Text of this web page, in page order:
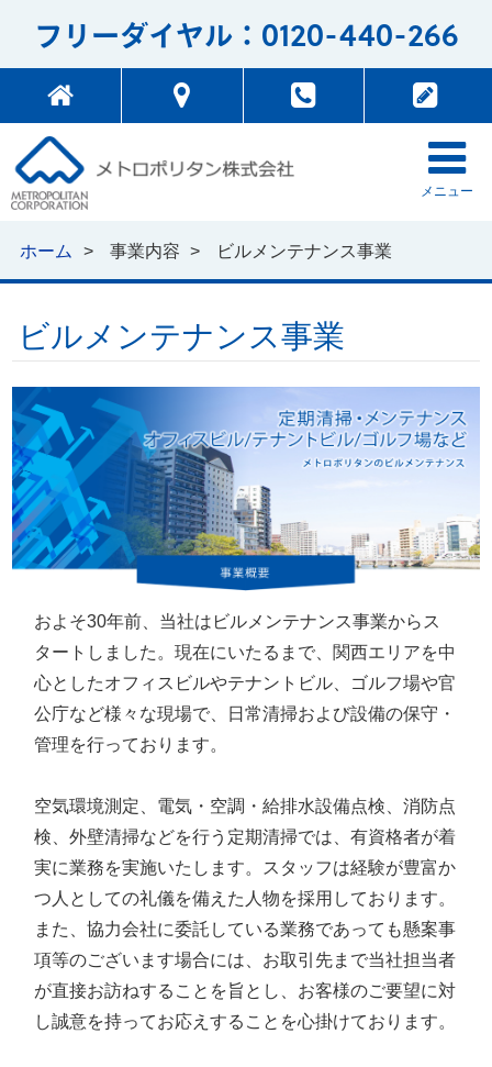
フリーダイヤル： 0120-440-266
メニュー
ホーム 事業内容 ビルメンテナンス事業
ビルメンテナンス事業
およそ30年前、当社はビルメンテナンス事業からス
タートしました。現在にいたるまで、関西エリアを中
心としたオフィスビルやテナントビル、ゴルフ場や官
公庁など様々な現場で、日常清掃および設備の保守・
管理を行っております。
空気環境測定、電気・空調・給排水設備点検、消防点
検、外壁清掃などを行う定期清掃では、有資格者が着
実に業務を実施いたします。スタッフは経験が豊富か
つ人としての礼儀を備えた人物を採用しております。
また、協力会社に委託している業務であっても懸案事
項等のございます場合には、お取引先まで当社担当者
が直接お訪ねすることを旨とし、お客様のご要望に対
し誠意を持ってお応えすることを心掛けております。